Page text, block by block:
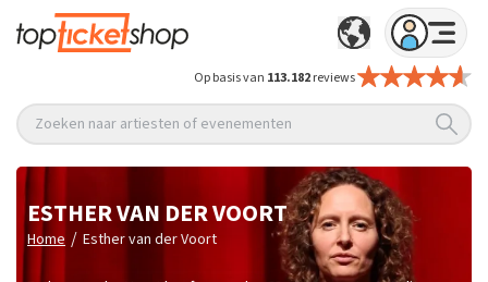
Op basis van 113.182reviews
Zoeken naar artiesten of evenementen
ESTHER VAN DER VOORT
Home / Esther van der Voort